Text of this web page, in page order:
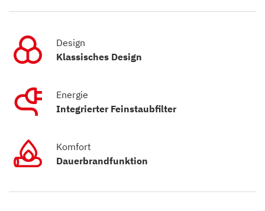
Design
Klassisches Design
Energie
Integrierter Feinstaubfilter
Komfort
Dauerbrandfunktion